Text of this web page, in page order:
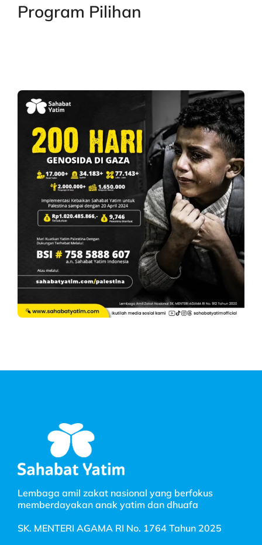
Program Pilihan
Lembaga amil zakat nasional yang berfokus
memberdayakan anak yatim dan dhuafa
SK. MENTERI AGAMA RI No. 1764 Tahun 2025